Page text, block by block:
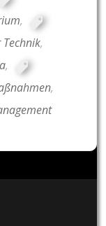
,
Technik,
,
,